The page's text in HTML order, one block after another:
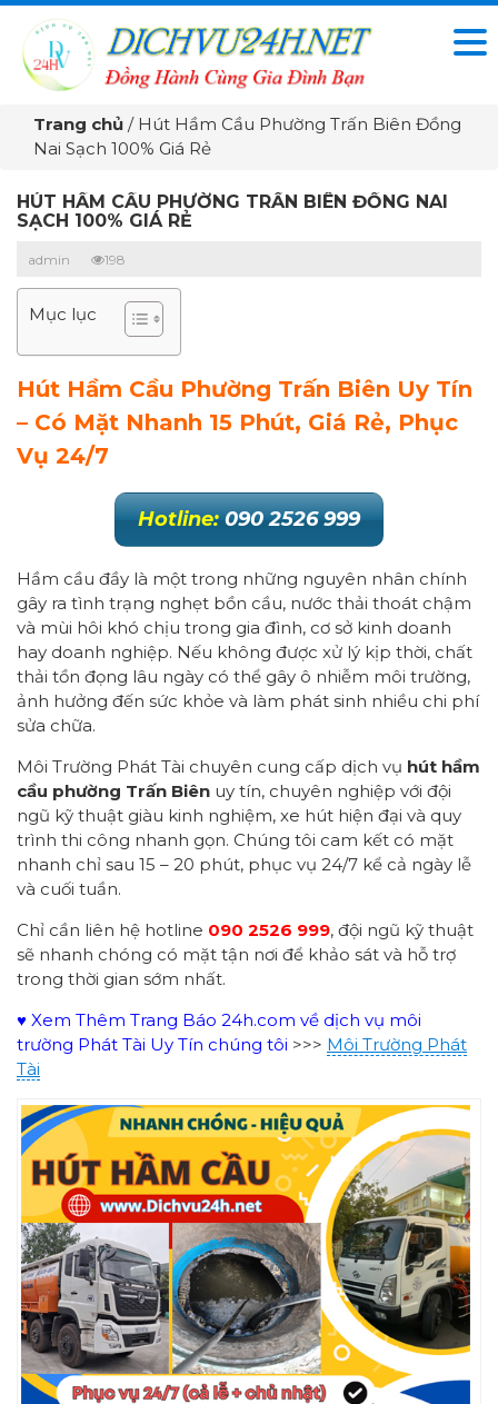
Trang chủ / Hút Hầm Cầu Phường Trấn Biên Đồng
Nai Sạch 100% Giá Rẻ
HÚT HẦM CẦU PHƯỜNG TRẤN BIÊN ĐỒNG NAI
SẠCH 100% GIÁ RẺ
admin 198
Mục lục
Hút Hầm Cầu Phường Trấn Biên Uy Tín
– Có Mặt Nhanh 15 Phút, Giá Rẻ, Phục
Vụ 24/7
Hotline: 090 2526 999
Hầm cầu đầy là một trong những nguyên nhân chính
gây ra tình trạng nghẹt bồn cầu, nước thải thoát chậm
và mùi hôi khó chịu trong gia đình, cơ sở kinh doanh
hay doanh nghiệp. Nếu không được xử lý kịp thời, chất
thải tồn đọng lâu ngày có thể gây ô nhiễm môi trường,
ảnh hưởng đến sức khỏe và làm phát sinh nhiều chi phí
sửa chữa.
Môi Trường Phát Tài chuyên cung cấp dịch vụ hút hầm
cầu phường Trấn Biên uy tín, chuyên nghiệp với đội
ngũ kỹ thuật giàu kinh nghiệm, xe hút hiện đại và quy
trình thi công nhanh gọn. Chúng tôi cam kết có mặt
nhanh chỉ sau 15 – 20 phút, phục vụ 24/7 kể cả ngày lễ
và cuối tuần.
Chỉ cần liên hệ hotline 090 2526 999, đội ngũ kỹ thuật
sẽ nhanh chóng có mặt tận nơi để khảo sát và hỗ trợ
trong thời gian sớm nhất.
♥ Xem Thêm Trang Báo 24h.com về dịch vụ môi
trường Phát Tài Uy Tín chúng tôi >>> Môi Trường Phát
Tài